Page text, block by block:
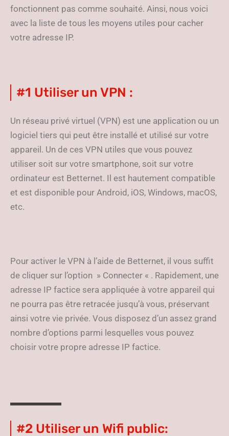
fonctionnent pas comme souhaité. Ainsi, nous voici
avec la liste de tous les moyens utiles pour cacher
votre adresse IP.
#1 Utiliser un VPN :
Un réseau privé virtuel (VPN) est une application ou un
logiciel tiers qui peut être installé et utilisé sur votre
appareil. Un de ces VPN utiles que vous pouvez
utiliser soit sur votre smartphone, soit sur votre
ordinateur est Betternet. Il est hautement compatible
et est disponible pour Android, iOS, Windows, macOS,
etc.
Pour activer le VPN à l’aide de Betternet, il vous suffit
de cliquer sur l’option » Connecter « . Rapidement, une
adresse IP factice sera appliquée à votre appareil qui
ne pourra pas être retracée jusqu’à vous, préservant
ainsi votre vie privée. Vous disposez d’un assez grand
nombre d’options parmi lesquelles vous pouvez
choisir votre propre adresse IP factice.
#2 Utiliser un Wifi public: